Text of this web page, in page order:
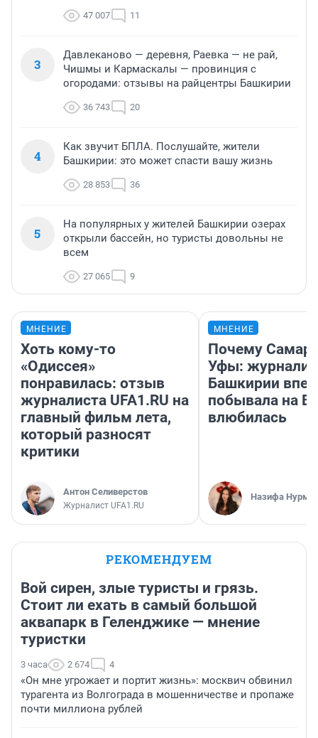
47 007 11
3
Давлеканово — деревня, Раевка — не рай,
Чишмы и Кармаскалы — провинция с
огородами: отзывы на райцентры Башкирии
36 743 20
4
Как звучит БПЛА. Послушайте, жители
Башкирии: это может спасти вашу жизнь
28 853 36
5
На популярных у жителей Башкирии озерах
открыли бассейн, но туристы довольны не
всем
27 065 9
МНЕНИЕ
Хоть кому-то
«Одиссея»
понравилась: отзыв
журналиста UFA1.RU на
главный фильм лета,
который разносят
критики
Антон Селиверстов
Журналист UFA1.RU
МНЕНИЕ
Почему
Уфы:
Башкирии
побывала на
влюбилась
Назифа
РЕКОМЕНДУЕМ
Вой сирен, злые туристы и грязь.
Стоит ли ехать в самый большой
аквапарк в Геленджике — мнение
туристки
3 часа 2 674 4
«Он мне угрожает и портит жизнь»: москвич обвинил
турагента из Волгограда в мошенничестве и пропаже
почти миллиона рублей